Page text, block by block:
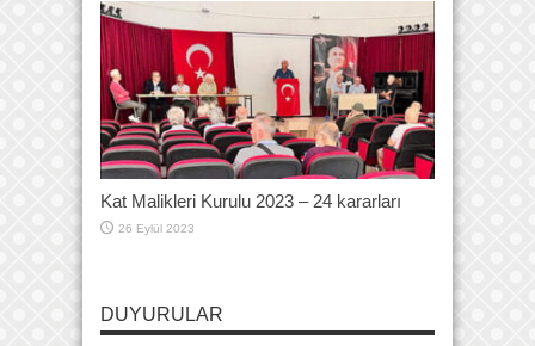
Kat Malikleri Kurulu 2023 – 24 kararları
26 Eylül 2023
DUYURULAR